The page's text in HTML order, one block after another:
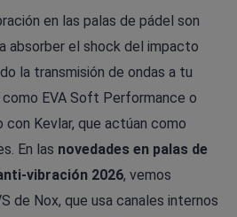
en las palas de pádel son
absorber el shock del impacto
la transmisión de ondas a tu
como EVA Soft Performance o
con Kevlar, que actúan como
En las novedades en palas de
vibración 2026, vemos
de Nox, que usa canales internos